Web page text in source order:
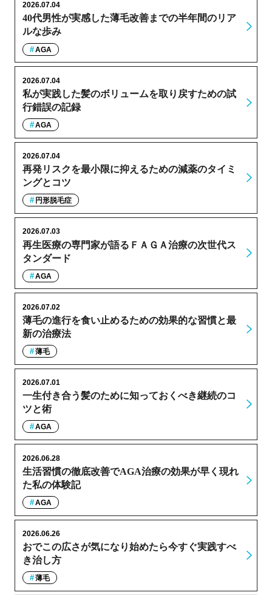
40代男性が実感した薄毛改善までの半年間のリア
ルな歩み
2026.07.04
AGA
私が実践した髪のボリュームを取り戻すための試
行錯誤の記録
2026.07.04
AGA
再発リスクを最小限に抑えるための減薬のタイミ
ングとコツ
2026.07.04
円形脱毛症
再生医療の専門家が語るＦＡＧＡ治療の次世代ス
タンダード
2026.07.03
AGA
薄毛の進行を食い止めるための効果的な習慣と最
新の治療法
2026.07.02
薄毛
一生付き合う髪のために知っておくべき継続のコ
ツと術
2026.07.01
AGA
生活習慣の徹底改善でAGA治療の効果が早く現れ
た私の体験記
2026.06.28
AGA
おでこの広さが気になり始めたら今すぐ実践すべ
き治し方
2026.06.26
薄毛